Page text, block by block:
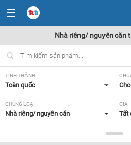
Nhà riêng/ nguyên căn
TỈNH THÀNH
Toàn quốc
CHỦNG LOẠI
Nhà riêng/ nguyên căn
GIÁ
Tất
Tất cả
SỐ
Tất